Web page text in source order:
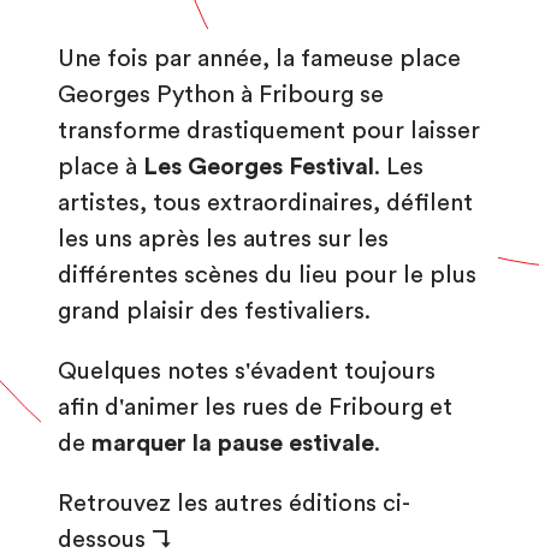
Une fois par année, la fameuse place
Georges Python à Fribourg se
transforme drastiquement pour laisser
place à Les Georges Festival . Les
artistes, tous extraordinaires, défilent
les uns après les autres sur les
différentes scènes du lieu pour le plus
grand plaisir des festivaliers.
Quelques notes s'évadent toujours
afin d'animer les rues de Fribourg et
de marquer la pause estivale.
Retrouvez les autres éditions ci-
dessous ↴